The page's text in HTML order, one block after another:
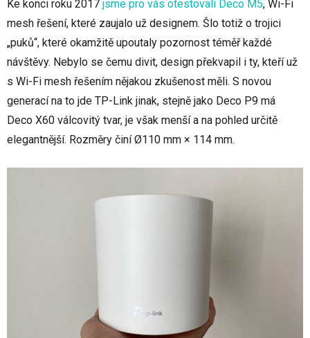
Ke konci roku 2017 jsme pro vás otestovali Deco M5, Wi-Fi
mesh řešení, které zaujalo už designem. Šlo totiž o trojici
„puků“, které okamžitě upoutaly pozornost téměř každé
návštěvy. Nebylo se čemu divit, design překvapil i ty, kteří už
s Wi-Fi mesh řešením nějakou zkušenost měli. S novou
generací na to jde TP-Link jinak, stejně jako Deco P9 má
Deco X60 válcovitý tvar, je však menší a na pohled určitě
elegantnější. Rozměry činí Ø110 mm × 114 mm.